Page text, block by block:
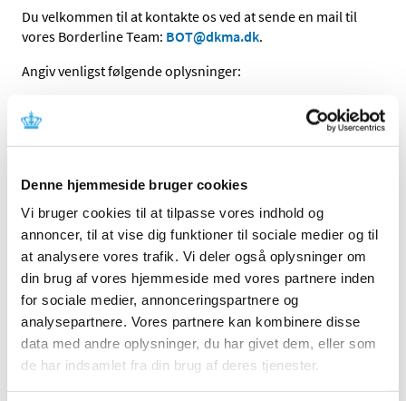
Denne hjemmeside bruger cookies
Vi bruger cookies til at tilpasse vores indhold og
annoncer, til at vise dig funktioner til sociale medier og til
at analysere vores trafik. Vi deler også oplysninger om
din brug af vores hjemmeside med vores partnere inden
for sociale medier, annonceringspartnere og
analysepartnere. Vores partnere kan kombinere disse
data med andre oplysninger, du har givet dem, eller som
de har indsamlet fra din brug af deres tjenester.
Du velkommen til at kontakte os ved at sende en mail til
vores Borderline Team: BOT@dkma.dk.
Angiv venligst følgende oplysninger:
navn og kontaktoplysninger, fx e-mail-adresse,
rådgivning?
hvordan markedsføres produktet, og hvilke stoffer
indeholder det?
Hvis dit produktet endnu ikke er markedsført, kan vi
skrive en gratis vejledende udtalelse om produktets
status og rådgive dig i den forbindelse.
Hvornår kan du forvente svar fra os?